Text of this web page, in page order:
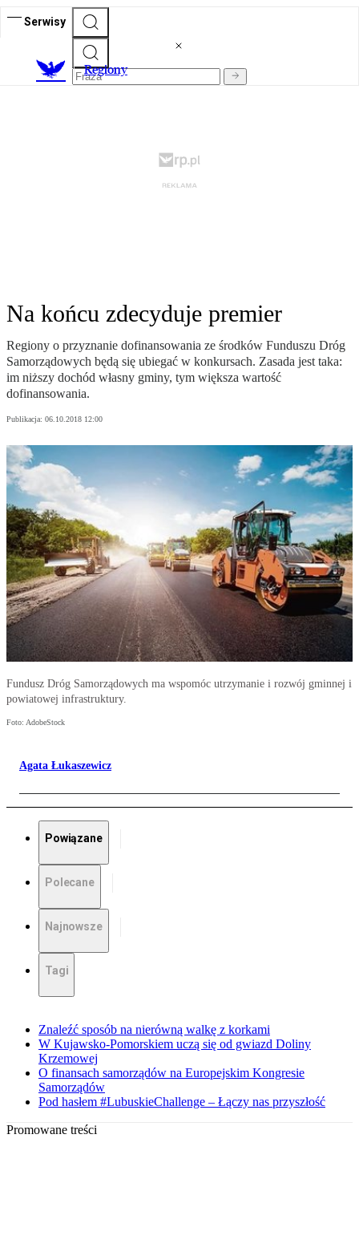
Serwisy
Regiony
Na końcu zdecyduje premier
Regiony o przyznanie dofinansowania ze środków Funduszu Dróg
Samorządowych będą się ubiegać w konkursach. Zasada jest taka:
im niższy dochód własny gminy, tym większa wartość
dofinansowania.
Publikacja: 06.10.2018 12:00
Fundusz Dróg Samorządowych ma wspomóc utrzymanie i rozwój gminnej i
powiatowej infrastruktury.
Foto: AdobeStock
Agata Łukaszewicz
Powiązane
Polecane
Najnowsze
Tagi
Znaleźć sposób na nierówną walkę z korkami
W Kujawsko-Pomorskiem uczą się od gwiazd Doliny
Krzemowej
O finansach samorządów na Europejskim Kongresie
Samorządów
Pod hasłem #LubuskieChallenge – Łączy nas przyszłość
Promowane treści